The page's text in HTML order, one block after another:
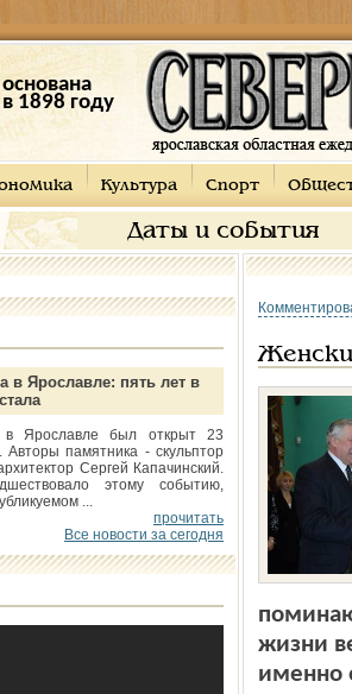
основана
в 1898 году
Культура Спорт
Даты и события
в Ярославле: пять лет в
в Ярославле был открыт 23
Авторы памятника - скульптор
Сергей Капачинский.
этому событию,
...
прочитать
Все новости за сегодня
жизни
именно